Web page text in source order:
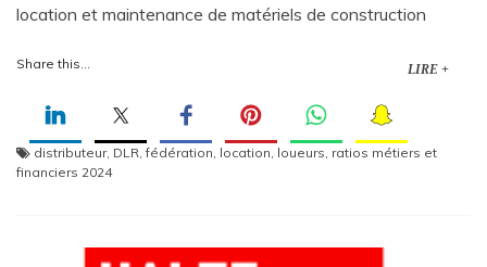
location et maintenance de matériels de construction
Share this... LIRE +
distributeur, DLR ,fédération location loueurs ratios métiers et
financiers 2024